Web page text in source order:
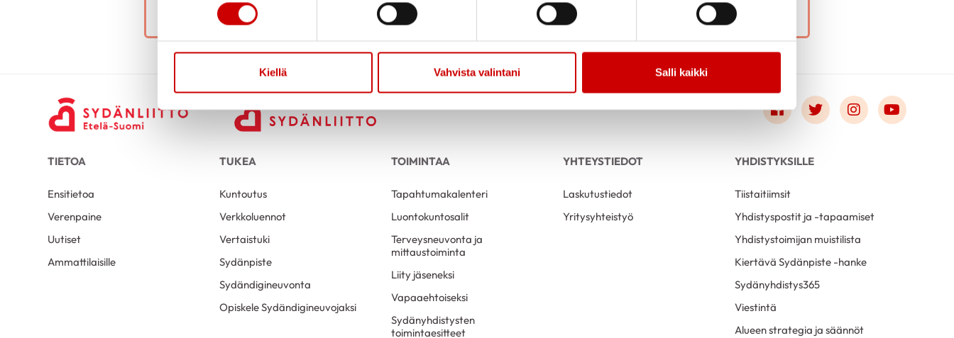
Kiellä Vahvista valintani Salli kaikki
Link to facebook
Link to twitter
Link to Link to
TIETOA
Ensitietoa
Verenpaine
Uutiset
Ammattilaisille
TUKEA
Kuntoutus
Verkkoluennot
Vertaistuki
Sydänpiste
Sydändigineuvonta
Opiskele Sydändigineuvojaksi
TOIMINTAA
Tapahtumakalenteri
Luontokuntosalit
Terveysneuvonta ja
mittaustoiminta
Liity jäseneksi
Vapaaehtoiseksi
Sydänyhdistysten
toimintaesitteet
YHTEYSTIEDOT
Laskutustiedot
Yritysyhteistyö
YHDISTYKSILLE
Tiistaitiimsit
Yhdistyspostit ja -tapaamiset
Yhdistystoimijan muistilista
Kiertävä Sydänpiste -hanke
Sydänyhdistys365
Viestintä
Alueen strategia ja säännöt